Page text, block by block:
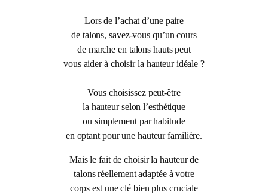
Lors de l’achat d’une paire
de talons, savez-vous qu’un cours
de marche en talons hauts peut
vous aider à choisir la hauteur idéale ?
Vous choisissez peut-être
la hauteur selon l’esthétique
ou simplement par habitude
en optant pour une hauteur familière.
Mais le fait de choisir la hauteur de
talons réellement adaptée à votre
corps est une clé bien plus cruciale